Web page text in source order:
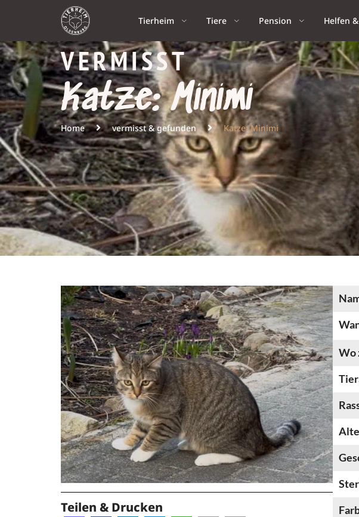
Tierheim Tiere Pension Helfen
VERMISST
Katze: Minimi
Home vermisst & gefunden Katze: Minimi
Teilen & Drucken
Wo